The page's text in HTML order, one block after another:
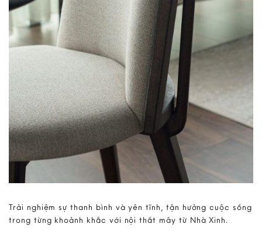
Trải nghiệm sự thanh bình và yên tĩnh, tận hưởng cuộc sống
trong từng khoảnh khắc với nội thất mây từ Nhà Xinh.